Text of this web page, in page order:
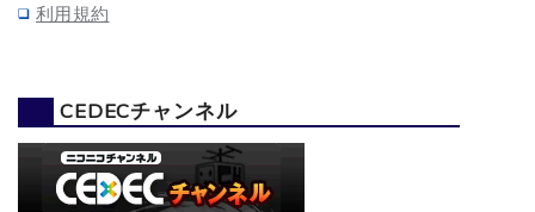
利用規約
CEDECチャンネル